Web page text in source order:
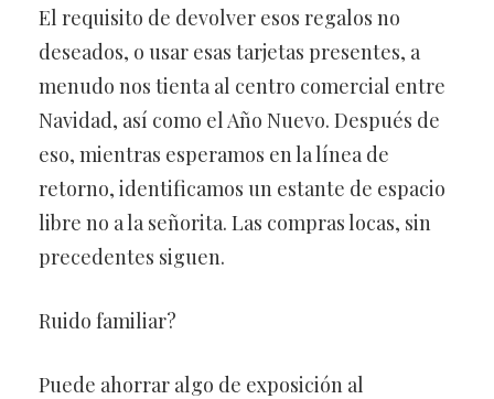
El requisito de devolver esos regalos no
deseados, o usar esas tarjetas presentes, a
menudo nos tienta al centro comercial entre
Navidad, así como el Año Nuevo. Después de
eso, mientras esperamos en la línea de
retorno, identificamos un estante de espacio
libre no a la señorita. Las compras locas, sin
precedentes siguen.
Ruido familiar?
Puede ahorrar algo de exposición al